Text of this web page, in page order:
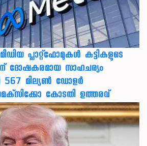
പ്ലാറ്റ്‌ഫോമുകള്‍ കുട്ടികളുടെ
ദോഷകരമായ സാഹചര്യം
567 മില്യണ്‍ ഡോളര്‍
കോടതി ഉത്തരവ്